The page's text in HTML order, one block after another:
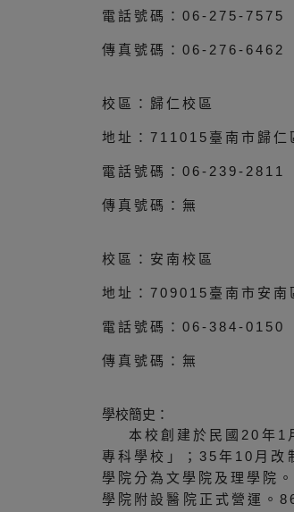
電話號碼：06-275-7575
傳真號碼：06-276-6462
校區：歸仁校區
地址：711015臺南市歸仁
電話號碼：06-239-2811
傳真號碼：無
校區：安南校區
地址：709015臺南市安南
電話號碼：06-384-0150
傳真號碼：無
學校簡史：
本校創建於民國20年1
專科學校」；35年10月改
學院分為文學院及理學院
學院附設醫院正式營運。